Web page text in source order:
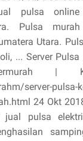
pulsa
Pulsa
Utara.
... Server
|
server-pulsa-
24 Okt
jual pulsa